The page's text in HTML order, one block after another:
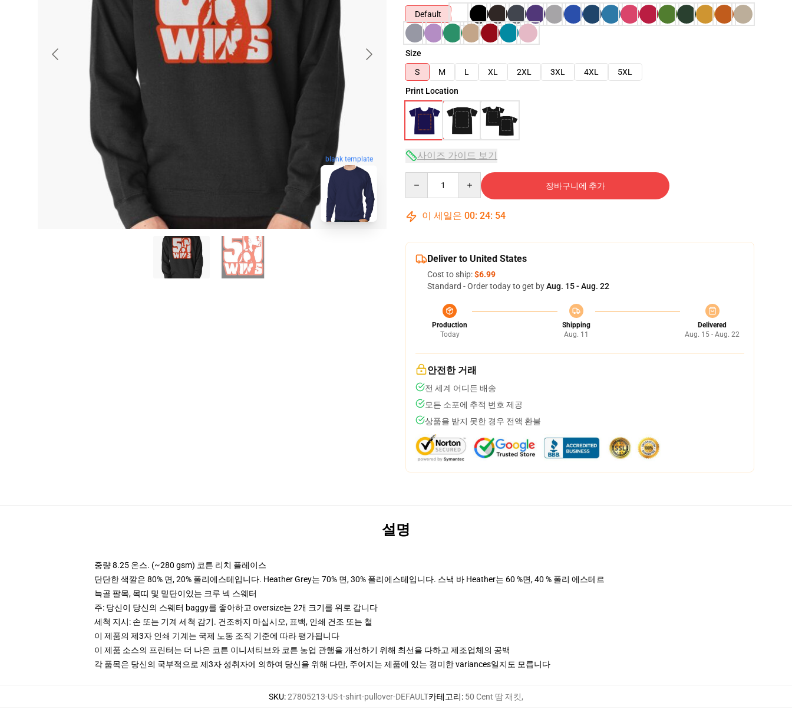
blank template
Default
Size
S
M L XL 2XL 3XL 4XL
5XL
Print Location
사이즈 가이드 보기
장바구니에 추가
이 세일은 00: 24: 53
Deliver to United States
Cost to ship:$6.99
Standard - Order today to get byAug. 15 - Aug. 22
Production
Today
Shipping
Aug. 11
Delivered
Aug. 15 - Aug. 22
안전한 거래
전 세계 어디든 배송
모든 소포에 추적 번호 제공
상품을 받지 못한 경우 전액 환불
설명
중량 8.25 온스. (~280 gsm) 코튼 리치 플레이스
단단한 색깔은 80% 면, 20% 폴리에스테입니다. Heather Grey는 70% 면, 30% 폴리에스테입니다. 스낵 바 Heather는 60 %면, 40 % 폴리 에스테르
늑골 팔목, 목띠 및 밑단이있는 크루 넥 스웨터
주: 당신이 당신의 스웨터 baggy를 좋아하고 oversize는 2개 크기를 위로 갑니다
세척 지시: 손 또는 기계 세척 감기. 건조하지 마십시오, 표백, 인쇄 건조 또는 철
이 제품의 제3자 인쇄 기계는 국제 노동 조직 기준에 따라 평가됩니다
이 제품 소스의 프린터는 더 나은 코튼 이니셔티브와 코튼 농업 관행을 개선하기 위해 최선을 다하고 제조업체의 공백
각 품목은 당신의 국부적으로 제3자 성취자에 의하여 당신을 위해 다만, 주어지는 제품에 있는 경미한 variances일지도 모릅니다
SKU:27805213-US-t-shirt-pullover-DEFAULT카테고리: 50 Cent 땀 재킷,